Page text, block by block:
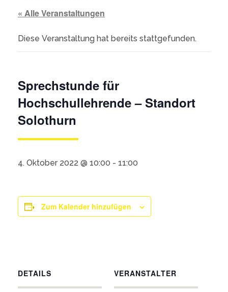
« Alle Veranstaltungen
Diese Veranstaltung hat bereits stattgefunden.
Sprechstunde für
Hochschullehrende – Standort
Solothurn
4. Oktober 2022 @ 10:00 - 11:00
Zum Kalender hinzufügen
DETAILS VERANSTALTER